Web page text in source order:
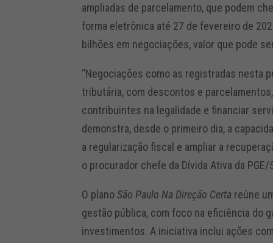
ampliadas de parcelamento, que podem
forma eletrônica até 27 de fevereiro de
bilhões em negociações, valor que pode
“Negociações como as registradas nesta
tributária, com descontos e
contribuintes na legalidade e financiar
demonstra, desde o primeiro dia, a
a regularização fiscal e ampliar a
o procurador chefe da Dívida Ativa da PGE/
O planoSão Paulo Na Direção Certa reúne
gestão pública, com foco na eficiência do
investimentos. A iniciativa inclui ações